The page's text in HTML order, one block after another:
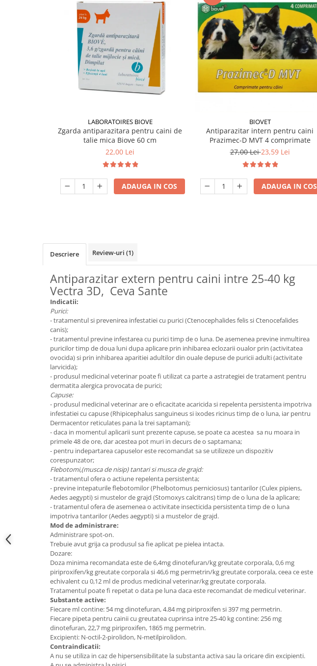
LABORATOIRES BIOVE
Zgarda antiparazitara pentru caini de
talie mica Biove 60 cm
22,00 Lei
ADAUGA IN COS
BIOVET
Antiparazitar intern pentru caini
Prazimec-D MVT 4 comprimate
27,00 Lei23,59 Lei
ADAUGA IN COS
Descriere Review-uri (1)
Antiparazitar extern pentru caini intre 25-40 kg
Vectra 3D, Ceva Sante
Indicatii:
Purici:
- tratamentul si prevenirea infestatiei cu purici (Ctenocephalides felis si Ctenocefalides
canis);
- tratamentul previne infestarea cu purici timp de o luna. De asemenea previne inmultirea
puricilor timp de doua luni dupa aplicare prin inhibarea eclozarii oualor prin (activitatea
ovocida) si prin inhibarea aparitiei adultilor din ouale depuse de puricii adulti (activitate
larvicida);
- produsul medicinal veterinar poate fi utilizat ca parte a astrategiei de tratament pentru
dermatita alergica provocata de purici;
Capuse:
- produsul medicinal veterinar are o eficacitate acaricida si repelenta persistenta impotriva
infestatiei cu capuse (Rhipicephalus sanguineus si ixodes ricinus timp de o luna, iar pentru
Dermacentor reticulates pana la trei saptamani);
- daca in momentul aplicarii sunt prezente capuse, se poate ca acestea sa nu moara in
primele 48 de ore, dar acestea pot muri in decurs de o saptamana;
- pentru indepartarea capuselor este recomandat sa se utilizeze un dispozitiv
corespunzator;
Flebotomi,(musca de nisip) tantari si musca de grajd:
- tratamentul ofera o actiune repelenta persistenta;
- previne intepaturile flebotomilor (Phelbotomus perniciosus) tantarilor (Culex pipiens,
Aedes aegypti) si mustelor de grajd (Stomoxys calcitrans) timp de o luna de la aplicare;
- tratamentul ofera de asemenea o activitate insecticida persistenta timp de o luna
impotriva tantarilor (Aedes aegypti) si a mustelor de grajd.
Mod de administrare:
Administrare spot-on.
Trebuie avut grija ca produsul sa fie aplicat pe pielea intacta.
Dozare:
Doza minima recomandata este de 6,4mg dinotefuran/kg greutate corporala, 0,6 mg
piriproxifen/kg greutate corporala si 46,6 mg permetrin/kg greutate corporala, ceea ce este
echivalent cu 0,12 ml de produs medicinal veterinar/kg greutate corporala.
Tratamentul poate fi repetat o data pe luna daca este recomandat de medicul veterinar.
Substante active:
Fiecare ml contine: 54 mg dinotefuran, 4.84 mg piriproxifen si 397 mg permetrin.
Fiecare pipeta pentru cainii cu greutatea cuprinsa intre 25-40 kg contine: 256 mg
dinotefuran, 22,7 mg piriproxifen, 1865 mg permetrin.
Excipienti: N-octil-2-pirolidon, N-metilpirolidon.
Contraindicatii:
A nu se utiliza in caz de hipersensibilitate la substanta activa sau la oricare din excipienti.